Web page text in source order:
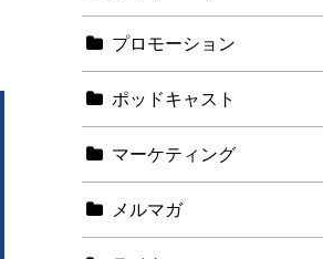
プロモーション
ポッドキャスト
マーケティング
メルマガ